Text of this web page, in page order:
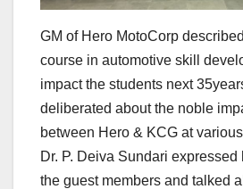
GM of Hero MotoCorp
course in automotive skill
impact the students next
deliberated about the noble
between Hero & KCG at
Dr. P. Deiva Sundari expressed
the guest members and talked